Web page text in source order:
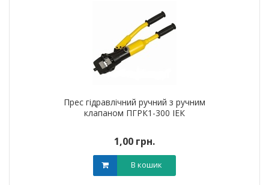
Прес гідравлічний ручний з ручним
клапаном ПГРК1-300 ІЕК
1,00 грн.
В кошик